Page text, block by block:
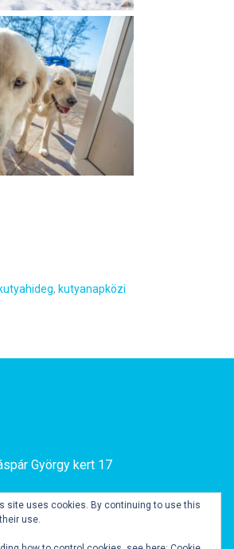
kutyahideg, kutyanapközi
György kert 17
site uses cookies. By continuing to use this
use.